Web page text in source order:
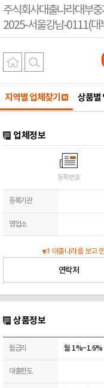
주식회사대출나라대부중
2025-서울강남-0111(대
지역별 업체찾기 상품별
업체정보
등록번호
등록기관
영업소
대출나라를 보고
연락처
상품정보
월금리 월 1%~1.6%
대출한도